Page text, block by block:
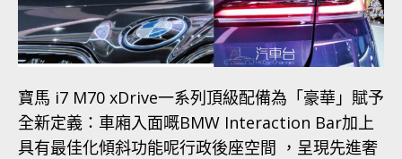
寶馬 i7 M70 xDrive一系列頂級配備為「豪華」賦予
全新定義：車廂入面嘅BMW Interaction Bar加上
具有最佳化傾斜功能呢行政後座空間 ，呈現先進奢